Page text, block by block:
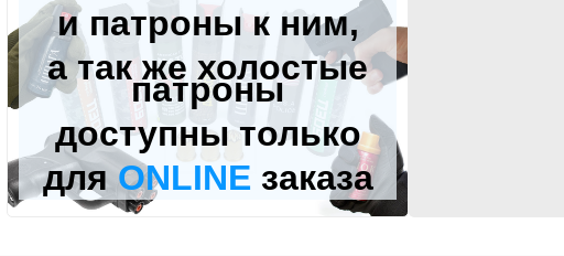
и патроны к ним,
а так же холостые
патроны
доступны только
дляONLINE заказа